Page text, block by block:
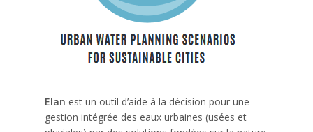
Elan est un outil d’aide à la décision pour une
gestion intégrée des eaux urbaines (usées et